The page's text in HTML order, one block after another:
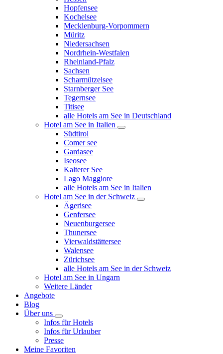
Hopfensee
Kochelsee
Mecklenburg-Vorpommern
Müritz
Niedersachsen
Nordrhein-Westfalen
Rheinland-Pfalz
Sachsen
Scharmützelsee
Starnberger See
Tegernsee
Titisee
alle Hotels am See in Deutschland
Hotel am See in Italien
Südtirol
Comer see
Gardasee
Iseosee
Kalterer See
Lago Maggiore
alle Hotels am See in Italien
Hotel am See in der Schweiz
Ägerisee
Genfersee
Neuenburgersee
Thunersee
Vierwaldstättersee
Walensee
Zürichsee
alle Hotels am See in der Schweiz
Hotel am See in Ungarn
Weitere Länder
Angebote
Blog
Über uns
Infos für Hotels
Infos für Urlauber
Presse
Meine Favoriten